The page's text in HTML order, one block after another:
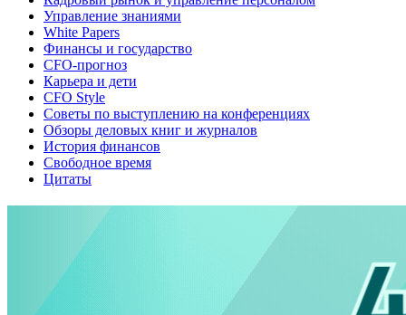
Управление знаниями
White Papers
Финансы и государство
CFO-прогноз
Карьера и дети
CFO Style
Советы по выступлению на конференциях
Обзоры деловых книг и журналов
История финансов
Свободное время
Цитаты